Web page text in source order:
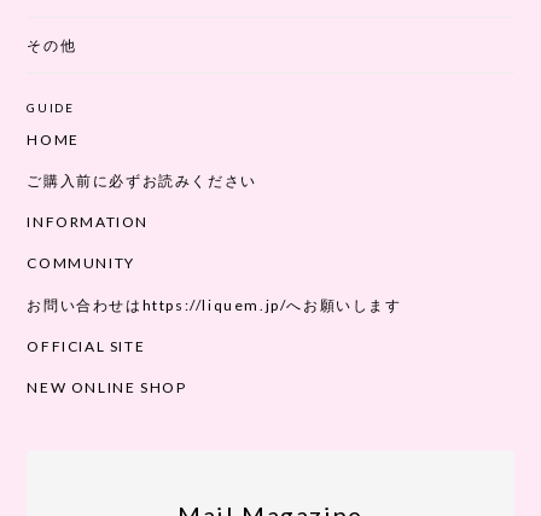
その他
GUIDE
HOME
ご購入前に必ずお読みください
INFORMATION
COMMUNITY
お問い合わせはhttps://liquem.jp/へお願いします
OFFICIAL SITE
NEW ONLINE SHOP